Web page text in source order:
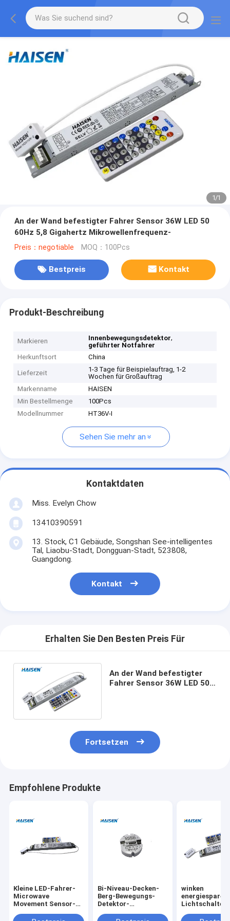
1/1
An der Wand befestigter Fahrer Sensor 36W LED 50
60Hz 5,8 Gigahertz Mikrowellenfrequenz-
Preis：negotiable MOQ：100Pcs
Bestpreis Kontakt
Produkt-Beschreibung
Markieren Innenbewegungsdetektor,
geführter Notfahrer
Herkunftsort
China
Lieferzeit
1-3 Tage für Beispielauftrag, 1-2
Wochen für Großauftrag
Markenname
HAISEN
Min Bestellmenge
100Pcs
Modellnummer
HT36V-I
Sehen Sie mehr an
Kontaktdaten
Miss. Evelyn Chow
13410390591
13. Stock, C1 Gebäude, Songshan See-intelligentes
Tal, Liaobu-Stadt, Dongguan-Stadt, 523808,
Guangdong.
Kontakt
Erhalten Sie Den Besten Preis Für
An der Wand befestigter
Fahrer Sensor 36W LED 50
Fortsetzen
Empfohlene Produkte
Kleine LED-Fahrer-
Microwave
Movement Sensor-
Dip-Schalter
Bi-Niveau-Decken-
Berg-Bewegungs-
Detektor-
Operation 16W
winken
Lichtschalter